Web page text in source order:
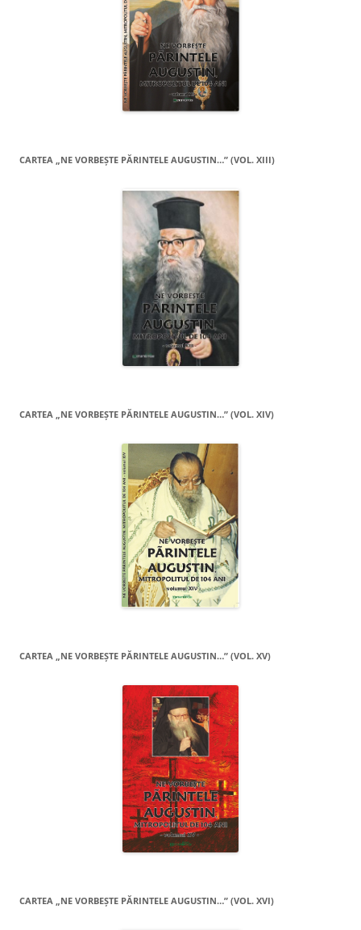
CARTEA „NE VORBEŞTE PĂRINTELE AUGUSTIN…” (VOL. XIII)
CARTEA „NE VORBEŞTE PĂRINTELE AUGUSTIN…” (VOL. XIV)
CARTEA „NE VORBEŞTE PĂRINTELE AUGUSTIN…” (VOL. XV)
CARTEA „NE VORBEŞTE PĂRINTELE AUGUSTIN…” (VOL. XVI)